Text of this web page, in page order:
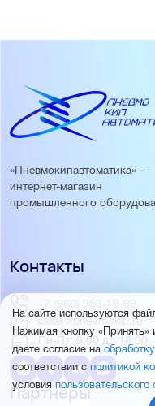
«Пневмокипавтоматика» –
интернет-магазин
промышленного
Партнёры
Контакты
+7 (960) 953-19-99
sales@pnevmokip.ru
Пн-Пт: 9:00 до 18:00
На сайте используются
Нажимая кнопку «Принять»
даете согласие на
соответствии с политикой
условия пользовательского